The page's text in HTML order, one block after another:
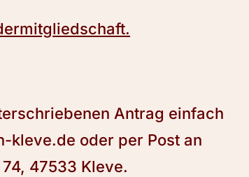
Antrag einfach
kleve.de oder per Post an
47533 Kleve.